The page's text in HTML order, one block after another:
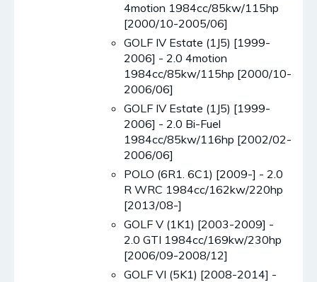
4motion 1984cc/85kw/115hp
[2000/10-2005/06]
GOLF IV Estate (1J5) [1999-
2006] - 2.0 4motion
1984cc/85kw/115hp [2000/10-
2006/06]
GOLF IV Estate (1J5) [1999-
2006] - 2.0 Bi-Fuel
1984cc/85kw/116hp [2002/02-
2006/06]
POLO (6R1. 6C1) [2009-] - 2.0
R WRC 1984cc/162kw/220hp
[2013/08-]
GOLF V (1K1) [2003-2009] -
2.0 GTI 1984cc/169kw/230hp
[2006/09-2008/12]
GOLF VI (5K1) [2008-2014] -